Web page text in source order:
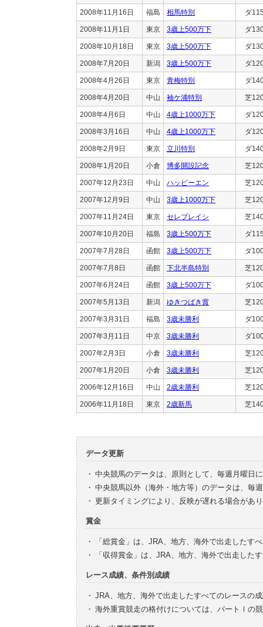
2008年11月16日 福島 相馬特別 ダ
2008年11月1日 東京 3歳上500万下 ダ
2008年10月18日 東京 3歳上500万下 ダ
2008年7月20日 新潟 3歳上500万下 ダ
2008年4月26日 東京 青梅特別 ダ
2008年4月20日 中山 袖ケ浦特別 芝
2008年4月6日 中山 4歳上1000万下 ダ
2008年3月16日 中山 4歳上1000万下 ダ
2008年2月9日 東京 立川特別 ダ
2008年1月20日 小倉 博多開設記念 芝
2007年12月23日 中山 ハッピーエン 芝
2007年12月9日 中山 3歳上1000万下 芝
2007年11月24日 東京 セレブレイシ 芝
2007年10月20日 福島 3歳上500万下 ダ
2007年7月28日 函館 3歳上500万下 ダ
2007年7月8日 函館 下北半島特別 芝
2007年6月24日 函館 3歳上500万下 ダ
2007年5月13日 新潟 ゆきつばき賞 芝
2007年3月31日 福島 3歳未勝利 ダ
2007年3月11日 中京 3歳未勝利 ダ
2007年2月3日 小倉 3歳未勝利 芝
2007年1月20日 小倉 3歳未勝利 芝
2006年12月16日 中山 2歳未勝利 芝
2006年11月18日 東京 2歳新馬 芝
データ更新
・ 中央競馬のデータは、原則として、毎週月曜日
・ 中央競馬以外（海外・地方等）のデータは、毎
・ 更新タイミングにより、反映が遅れる場合があ
賞金
・
「総賞金」は、JRA、地方、海外で出走したす
・
「収得賞金」は、JRA、地方、海外で出走した
レース成績、条件別成績
・ JRA、地方、海外で出走したすべてのレースの
・ 海外重賞競走の格付けについては、パートⅠの